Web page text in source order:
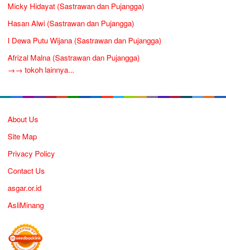
Micky Hidayat (Sastrawan dan Pujangga)
Hasan Alwi (Sastrawan dan Pujangga)
I Dewa Putu Wijana (Sastrawan dan Pujangga)
Afrizal Malna (Sastrawan dan Pujangga)
→→ tokoh lainnya...
About Us
Site Map
Privacy Policy
Contact Us
asgar.or.id
AsliMinang